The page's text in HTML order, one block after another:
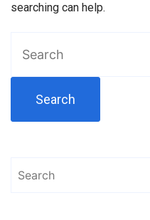
searching can help.
for:
Search